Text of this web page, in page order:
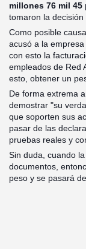
millones 76 mil 45
tomaron la decisión
Como posible
acusó a la
con esto la
empleados de Red
esto, obtener un
De forma extrema
demostrar "su
que soporten sus
pasar de las
pruebas reales y
Sin duda, cuando
documentos,
peso y se pasará